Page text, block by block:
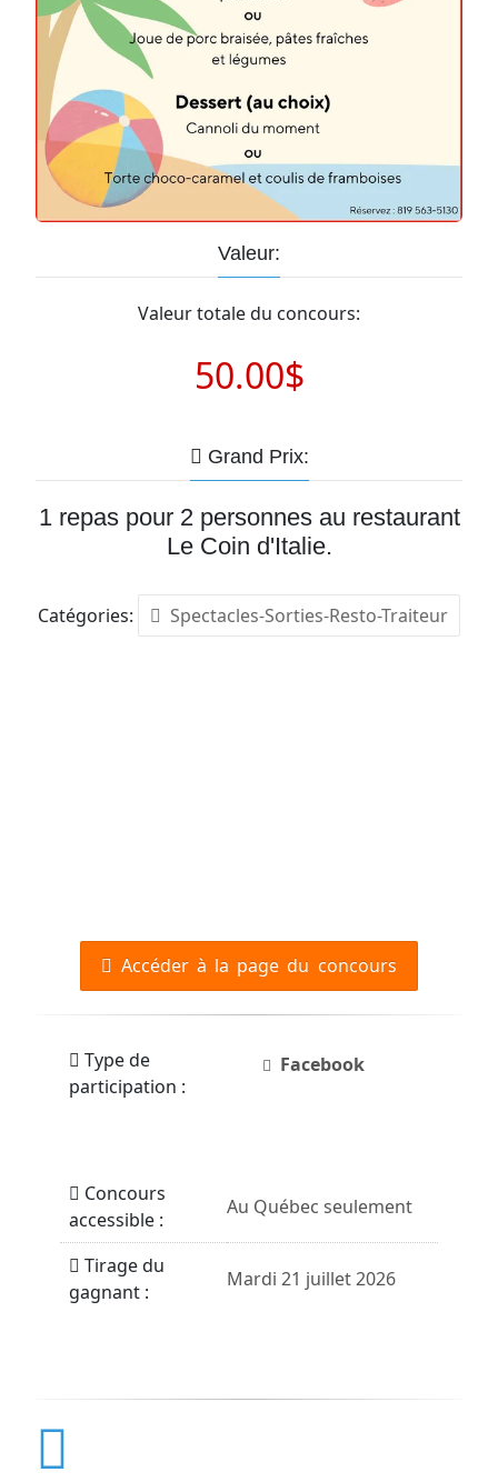
Valeur:
Valeur totale du concours:
50.00$
Grand Prix:
1 repas pour 2 personnes au restaurant
Le Coin d'Italie.
Catégories: Spectacles-Sorties-Resto-Traiteur
Accéder à la page du concours
Type de
participation :
Facebook
Concours
accessible :
Au Québec seulement
Tirage du
gagnant :
Mardi 21 juillet 2026